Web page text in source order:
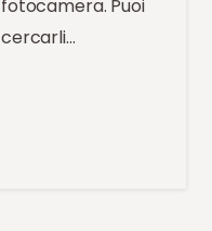
fotocamera. Puoi
cercarli…